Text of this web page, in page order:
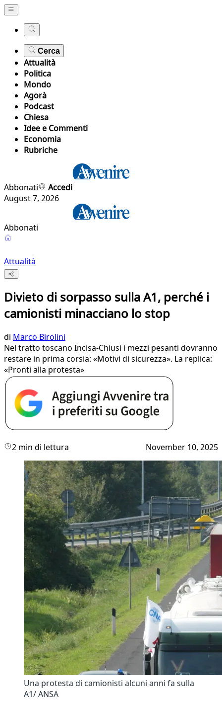
Cerca
Attualità
Politica
Mondo
Agorà
Podcast
Chiesa
Idee e Commenti
Economia
Rubriche
Abbonati
Accedi
August 7, 2026
Abbonati
Attualità
Divieto di sorpasso sulla A1, perché i
camionisti minacciano lo stop
di Marco Birolini
Nel tratto toscano Incisa-Chiusi i mezzi pesanti dovranno
restare in prima corsia: «Motivi di sicurezza». La replica:
«Pronti alla protesta»
2 min di lettura November 10, 2025
Una protesta di camionisti alcuni anni fa sulla
A1/ ANSA